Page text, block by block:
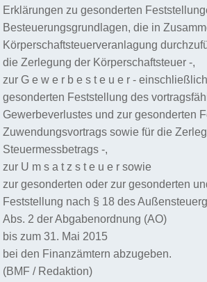
Erklärungen zu gesonderten
Besteuerungsgrundlagen, die in
Körperschaftsteuerveranlagung
die Zerlegung der Körperschaftsteuer -,
zur G e w e r b e s t e u e r -
gesonderten Feststellung des
Gewerbeverlustes und zur gesonderten
Zuwendungsvortrags sowie für die
Steuermessbetrags -,
zur U m s a t z s t e u e r sowie
zur gesonderten oder zur gesonderten
Feststellung nach § 18 des
Abs. 2 der Abgabenordnung (AO)
bis zum 31. Mai 2015
bei den Finanzämtern abzugeben.
(BMF / Redaktion)